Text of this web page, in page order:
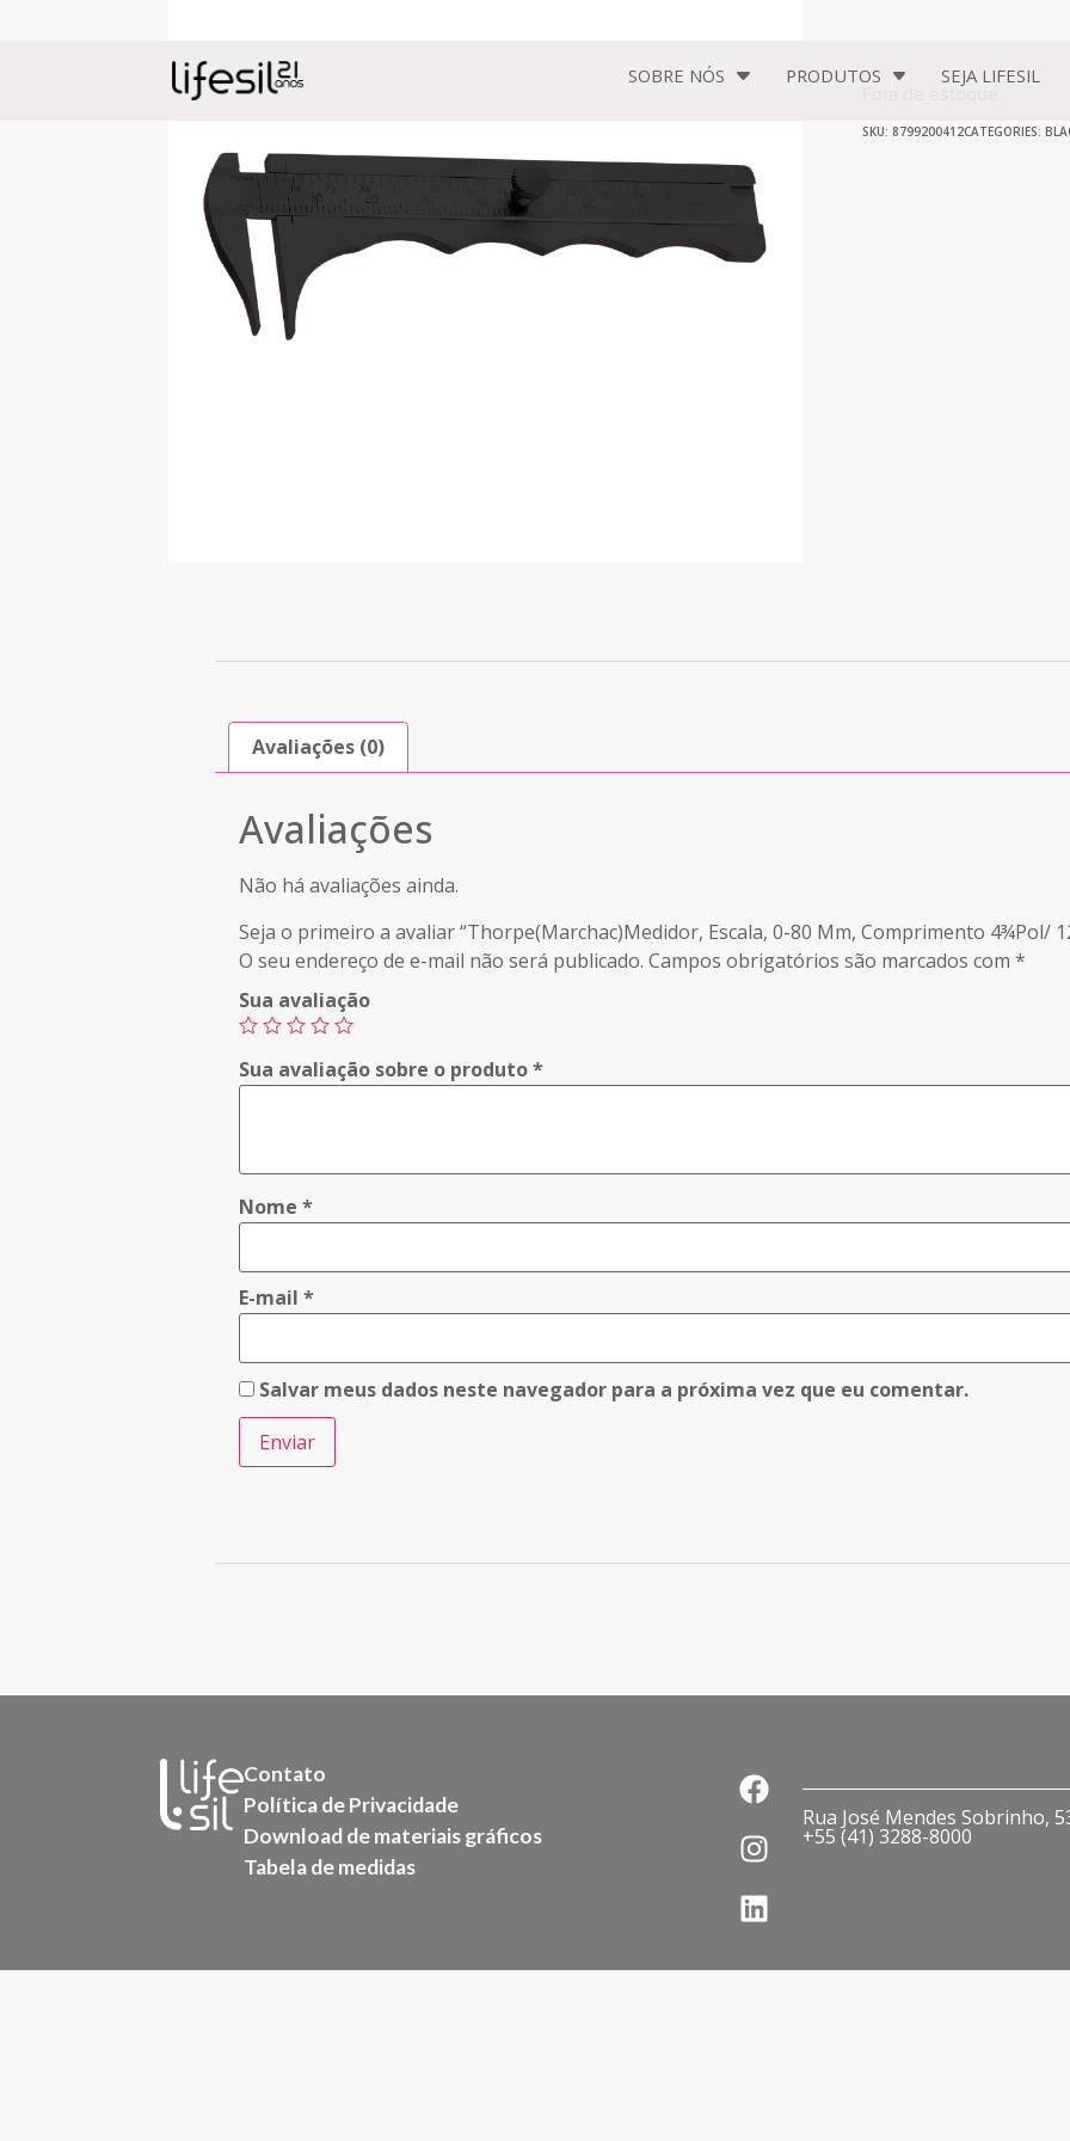
SOBRE NÓS PRODUTOS SEJA LIFESIL
SKU: 8799200412CATEGORIES:
Avaliações (0)
Avaliações
Não há avaliações ainda.
Seja o primeiro a avaliar “Thorpe(Marchac)Medidor, Escala, 0-80 Mm, Comprimento 4¾Pol/
O seu endereço de e-mail não será publicado. Campos obrigatórios são marcados com *
Sua avaliação
Sua avaliação sobre o produto*
Nome *
E-mail *
Salvar meus dados neste navegador para a próxima vez que eu comentar.
Contato
Política de Privacidade
Download de materiais gráficos
Tabela de medidas
Rua José Mendes Sobrinho,
+55 (41) 3288-8000